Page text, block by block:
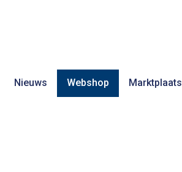
Nieuws Webshop Marktplaats